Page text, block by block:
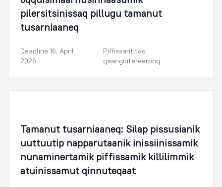
pilersitsinissaq pillugu tamanut
tusarniaaneq
Deadline 16. April
2026
Piffissarititaq
qaangiutereerpoq
Tamanut tusarniaaneq: Silap pissusianik
uuttuutip napparutaanik inissiinissamik
nunaminertamik piffissamik killilimmik
atuinissamut qinnuteqaat